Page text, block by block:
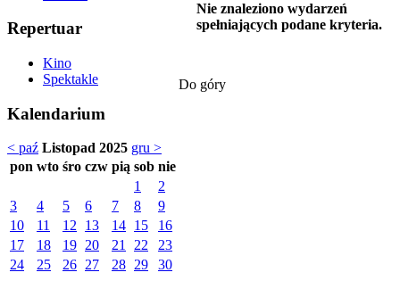
Repertuar
Kino
Spektakle
Kalendarium
< paź Listopad 2025 gru >
pon wto śro czw pią sob nie
1
2
3
4 5 6 7 8
9
10
11 12 13 14 15
16
17
18 19 20 21 22
23
24
25 26 27 28 29 30
Nie znaleziono wydarzeń
spełniających podane kryteria.
Do góry